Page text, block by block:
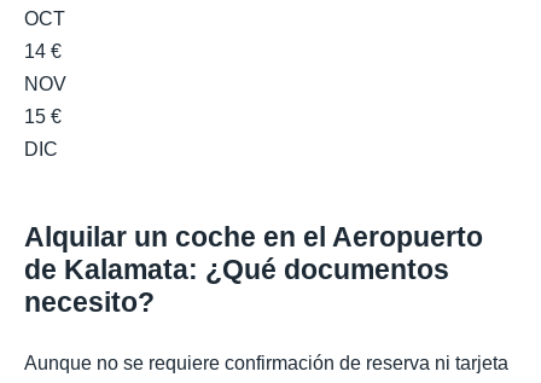
OCT
14 €
NOV
15 €
DIC
Alquilar un coche en el Aeropuerto
de Kalamata: ¿Qué documentos
necesito?
Aunque no se requiere confirmación de reserva ni tarjeta